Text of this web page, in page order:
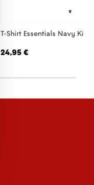
T-Shirt Essentials Navy
24,95 €